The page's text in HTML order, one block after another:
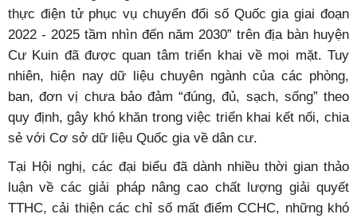
thực điện tử phục vụ chuyển đổi số Quốc gia giai đoạn
2022 - 2025 tầm nhìn đến năm 2030” trên địa bàn huyện
Cư Kuin đã được quan tâm triển khai về mọi mặt. Tuy
nhiên, hiện nay dữ liệu chuyên ngành của các phòng,
ban, đơn vị chưa bảo đảm “đúng, đủ, sạch, sống” theo
quy định, gây khó khăn trong việc triển khai kết nối, chia
sẻ với Cơ sở dữ liệu Quốc gia về dân cư.
Tại Hội nghị, các đại biểu đã dành nhiều thời gian thảo
luận về các giải pháp nâng cao chất lượng giải quyết
TTHC, cải thiện các chỉ số mất điểm CCHC, những khó